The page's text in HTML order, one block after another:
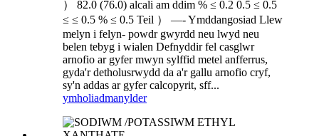
） 82.0 (76.0) alcali am ddim % ≤ 0.2 0.5 ≤ 0.5
≤ ≤ 0.5 % ≤ 0.5 Teil ） —- Ymddangosiad Llew
melyn i felyn- powdr gwyrdd neu lwyd neu
belen tebyg i wialen Defnyddir fel casglwr
arnofio ar gyfer mwyn sylffid metel anfferrus,
gyda'r detholusrwydd da a'r gallu arnofio cryf,
sy'n addas ar gyfer calcopyrit, sff...
ymholiadmanylder